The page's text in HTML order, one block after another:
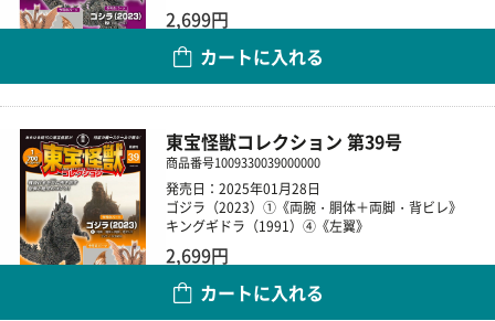
2,699円
カートに入れる
東宝怪獣コレクション 第39号
商品番号1009330039000000
発売日：2025年01月28日
ゴジラ（2023）①《両腕・胴体＋両脚・背ビレ》
キングギドラ（1991）④《左翼》
2,699円
カートに入れる